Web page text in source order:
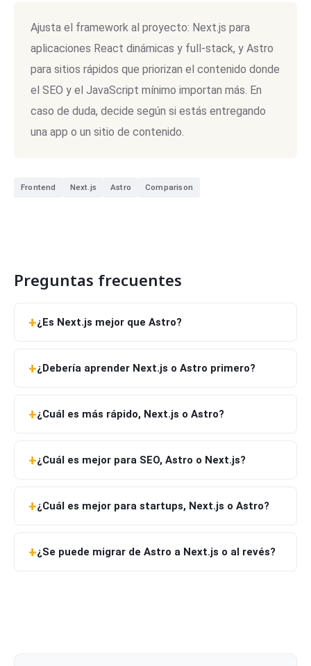
Ajusta el framework al proyecto: Next.js para
aplicaciones React dinámicas y full-stack, y Astro
para sitios rápidos que priorizan el contenido donde
el SEO y el JavaScript mínimo importan más. En
caso de duda, decide según si estás entregando
una app o un sitio de contenido.
Frontend Next.js Astro Comparison
Preguntas frecuentes
¿Es Next.js mejor que Astro?
¿Debería aprender Next.js o Astro primero?
¿Cuál es más rápido, Next.js o Astro?
¿Cuál es mejor para SEO, Astro o Next.js?
¿Cuál es mejor para startups, Next.js o Astro?
¿Se puede migrar de Astro a Next.js o al revés?